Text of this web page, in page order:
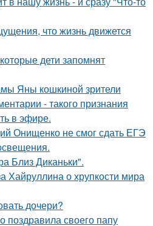
что жизнь движется
дети запомнят
Яны кошкиной зрители
- такого признания
в эфире.
Онищенко не смог сдать ЕГЭ
Близ Диканьки".
Хайруллина о хрупкости мира
дочери?
поздравила своего папу